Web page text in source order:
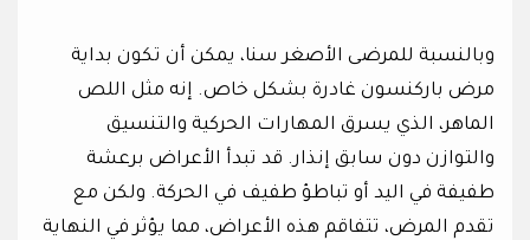
وبالنسبة للمرضى الأصغر سنا، يمكن أن تكون بداية
مرض باركنسون غادرة بشكل خاص. إنه مثل اللص
الماهر، الذي يسرق المهارات الحركية والتنسيق
والتوازن دون سابق إنذار. قد تبدأ الأعراض برعشة
طفيفة في اليد أو تباطؤ طفيف في الحركة. ولكن مع
تقدم المرض، تتفاقم هذه الأعراض، مما يؤثر في النهاية